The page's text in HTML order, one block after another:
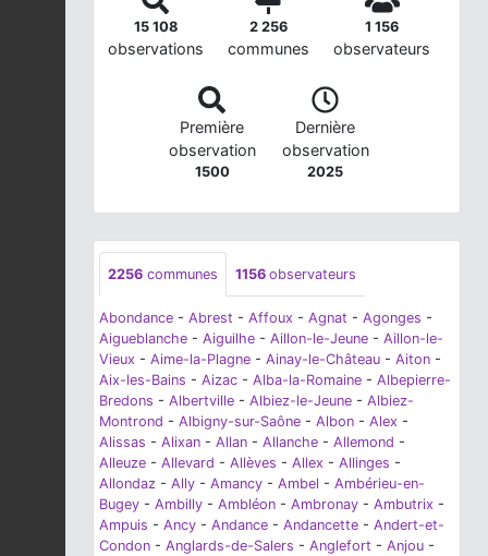
15 108
observations
2 256
communes
1 156
observateurs
Première
observation
1500
Dernière
observation
2025
2256 communes 1156 observateurs
Abondance - Abrest - Affoux - Agnat - Agonges -
Aigueblanche - Aiguilhe - Aillon-le-Jeune - Aillon-le-
Vieux - Aime-la-Plagne - Ainay-le-Château - Aiton -
Aix-les-Bains - Aizac - Alba-la-Romaine - Albepierre-
Bredons - Albertville - Albiez-le-Jeune - Albiez-
Montrond - Albigny-sur-Saône - Albon - Alex -
Alissas - Alixan - Allan - Allanche - Allemond -
Alleuze - Allevard - Allèves - Allex - Allinges -
Allondaz - Ally - Amancy - Ambel - Ambérieu-en-
Bugey - Ambilly - Ambléon - Ambronay - Ambutrix -
Ampuis - Ancy - Andance - Andancette - Andert-et-
Condon - Anglards-de-Salers - Anglefort - Anjou -